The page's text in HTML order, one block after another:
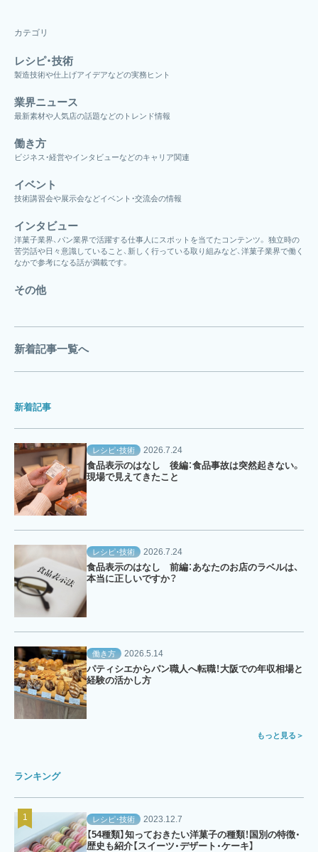
カテゴリ
レシピ・技術
製造技術や仕上げアイデアなどの実務ヒント
業界ニュース
最新素材や人気店の話題などのトレンド情報
働き方
ビジネス・経営やインタビューなどのキャリア関連
イベント
技術講習会や展示会などイベント・交流会の情報
インタビュー
洋菓子業界、パン業界で活躍する仕事人にスポットを当てたコンテンツ。 独立時の
苦労話や日々意識していること、新しく行っている取り組みなど、洋菓子業界で働く
なかで参考になる話が満載です。
その他
新着記事一覧へ
新着記事
レシピ・技術 2026.7.24
食品表示のはなし 後編：食品事故は突然起きない。
現場で見えてきたこと
レシピ・技術 2026.7.24
食品表示のはなし 前編：あなたのお店のラベルは、
本当に正しいですか？
働き方 2026.5.14
パティシエからパン職人へ転職！大阪での年収相場と
経験の活かし方
もっと見る
ランキング
レシピ・技術 2023.12.7
【54種類】知っておきたい洋菓子の種類！国別の特徴・
歴史も紹介【スイーツ・デザート・ケーキ】